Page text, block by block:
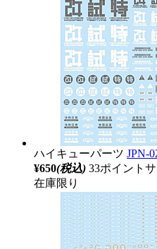
ハイキューパーツ JPN-
¥650(税込) 33ポイント
在庫限り